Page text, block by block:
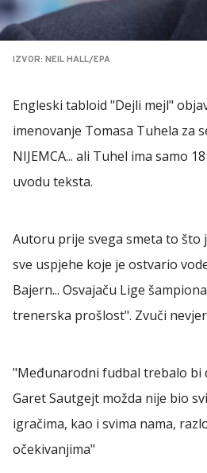
IZVOR: NEIL HALL/EPA
Engleski tabloid "Dejli mejl"
imenovanje Tomasa Tuhela za
NIJEMCA... ali Tuhel ima samo
uvodu teksta.
Autoru prije svega smeta to što
sve uspjehe koje je ostvario
Bajern... Osvajaču Lige
trenerska prošlost". Zvuči
"Međunarodni fudbal trebalo bi
Garet Sautgejt možda nije bio
igračima, kao i svima nama,
očekivanjima"